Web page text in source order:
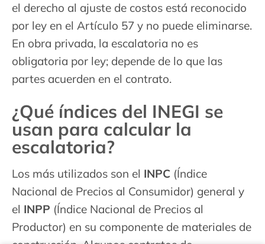
el derecho al ajuste de costos está reconocido
por ley en el Artículo 57 y no puede eliminarse.
En obra privada, la escalatoria no es
obligatoria por ley; depende de lo que las
partes acuerden en el contrato.
¿Qué índices del INEGI se
usan para calcular la
escalatoria?
Los más utilizados son el INPC (Índice
Nacional de Precios al Consumidor) general y
el INPP (Índice Nacional de Precios al
Productor) en su componente de materiales de